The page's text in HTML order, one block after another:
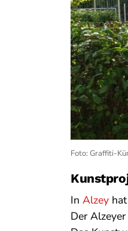
Foto: Graffiti-
In Alzey
Der